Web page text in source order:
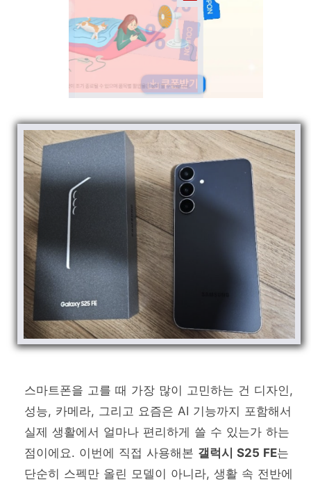
스마트폰을 고를 때 가장 많이 고민하는 건 디자인,
성능, 카메라, 그리고 요즘은 AI 기능까지 포함해서
실제 생활에서 얼마나 편리하게 쓸 수 있는가 하는
점이에요. 이번에 직접 사용해본 갤럭시 S25 FE는
단순히 스펙만 올린 모델이 아니라, 생활 속 전반에